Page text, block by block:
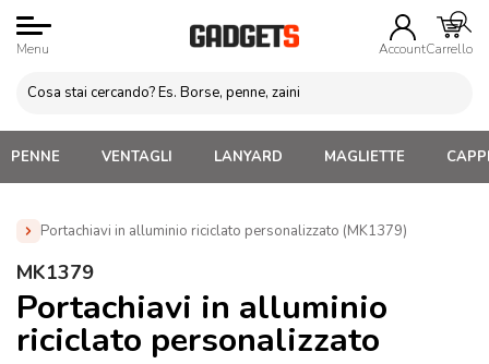
Menu AccountCarrello
PENNE VENTAGLI LANYARD MAGLIETTE
Portachiavi in alluminio riciclato personalizzato (MK1379)
Home »
(MK1379)
MK1379
Portachiavi in alluminio
riciclato personalizzato